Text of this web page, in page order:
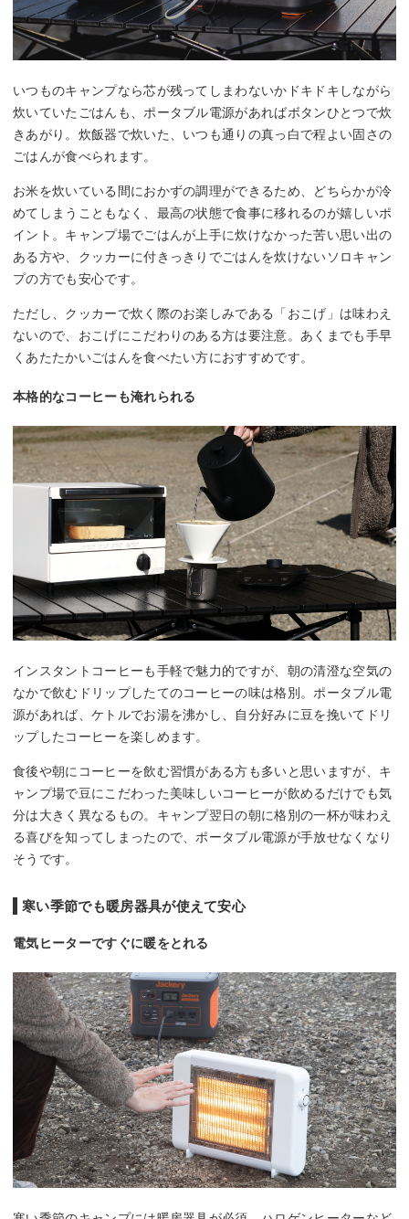
いつものキャンプなら芯が残ってしまわないかドキドキしながら
炊いていたごはんも、ポータブル電源があればボタンひとつで炊
きあがり。炊飯器で炊いた、いつも通りの真っ白で程よい固さの
ごはんが食べられます。
お米を炊いている間におかずの調理ができるため、どちらかが冷
めてしまうこともなく、最高の状態で食事に移れるのが嬉しいポ
イント。キャンプ場でごはんが上手に炊けなかった苦い思い出の
ある方や、クッカーに付きっきりでごはんを炊けないソロキャン
プの方でも安心です。
ただし、クッカーで炊く際のお楽しみである「おこげ」は味わえ
ないので、おこげにこだわりのある方は要注意。あくまでも手早
くあたたかいごはんを食べたい方におすすめです。
本格的なコーヒーも淹れられる
インスタントコーヒーも手軽で魅力的ですが、朝の清澄な空気の
なかで飲むドリップしたてのコーヒーの味は格別。ポータブル電
源があれば、ケトルでお湯を沸かし、自分好みに豆を挽いてドリ
ップしたコーヒーを楽しめます。
食後や朝にコーヒーを飲む習慣がある方も多いと思いますが、キ
ャンプ場で豆にこだわった美味しいコーヒーが飲めるだけでも気
分は大きく異なるもの。キャンプ翌日の朝に格別の一杯が味わえ
る喜びを知ってしまったので、ポータブル電源が手放せなくなり
そうです。
寒い季節でも暖房器具が使えて安心
電気ヒーターですぐに暖をとれる